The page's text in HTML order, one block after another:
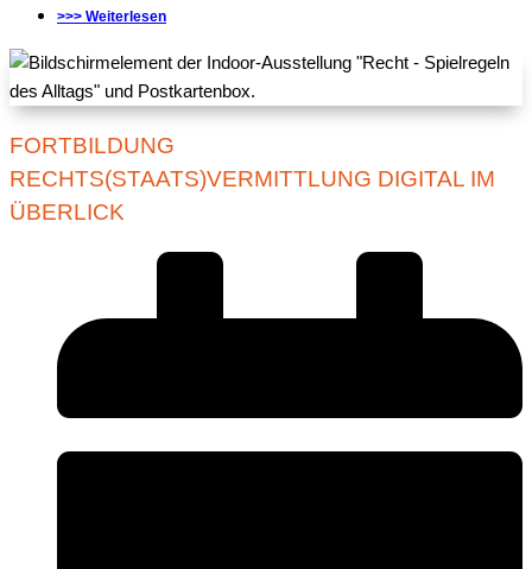
>>> Weiterlesen
FORTBILDUNG
RECHTS(STAATS)VERMITTLUNG DIGITAL IM
ÜBERLICK